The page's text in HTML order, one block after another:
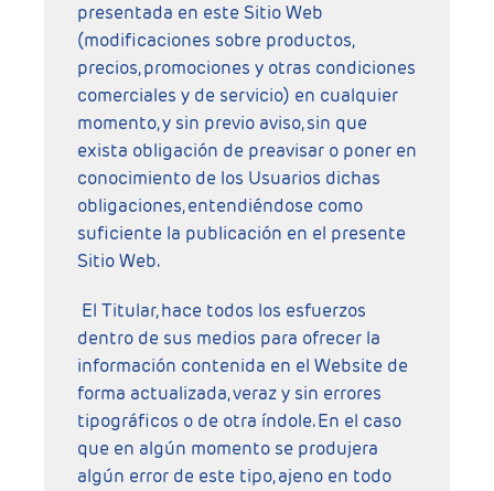
presentada en este Sitio Web
(modificaciones sobre productos,
precios, promociones y otras condiciones
comerciales y de servicio) en cualquier
momento, y sin previo aviso, sin que
exista obligación de preavisar o poner en
conocimiento de los Usuarios dichas
obligaciones, entendiéndose como
suficiente la publicación en el presente
Sitio Web.
El Titular, hace todos los esfuerzos
dentro de sus medios para ofrecer la
información contenida en el Website de
forma actualizada, veraz y sin errores
tipográficos o de otra índole. En el caso
que en algún momento se produjera
algún error de este tipo, ajeno en todo